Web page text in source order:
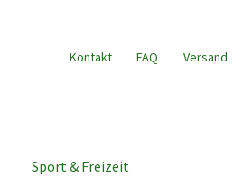
Kontakt FAQ Versand
Sport & Freizeit